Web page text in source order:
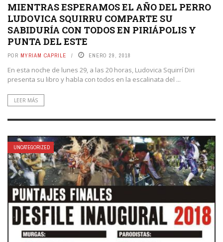
MIENTRAS ESPERAMOS EL AÑO DEL PERRO
LUDOVICA SQUIRRU COMPARTE SU
SABIDURÍA CON TODOS EN PIRIÁPOLIS Y
PUNTA DEL ESTE
POR MYRIAM CAPRILE ENERO 29, 2018
En esta noche de lunes 29, a las 20 horas, Ludovica Squirrí Diri
presenta su libro y habla con todos en la escalinata del ...
LEER MÁS
UNCATEGORIZED